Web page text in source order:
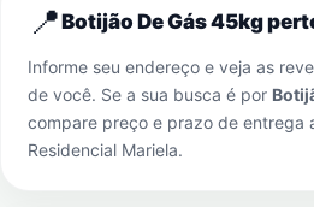
📍Botijão De Gás 45kg
Informe seu endereço e veja as
de você. Se a sua busca é por
compare preço e prazo de entrega
Residencial Mariela.